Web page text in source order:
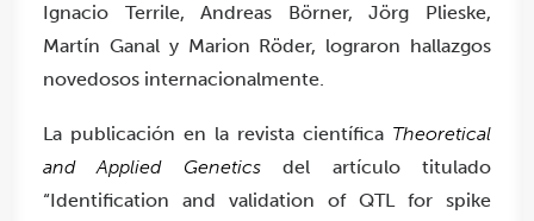
Ignacio Terrile, Andreas Börner, Jörg Plieske,
Martín Ganal y Marion Röder, lograron hallazgos
novedosos internacionalmente.
La publicación en la revista científica Theoretical
and Applied Genetics
del artículo titulado
“Identification and validation of QTL for spike